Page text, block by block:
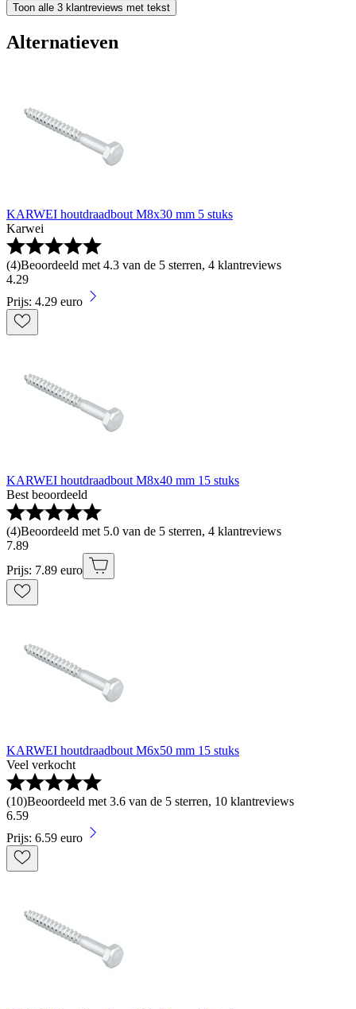
Toon alle 3 klantreviews met tekst
Alternatieven
KARWEI houtdraadbout M8x30 mm 5 stuks
Karwei
(4)Beoordeeld met 4.3 van de 5 sterren, 4 klantreviews
4.29
Prijs: 4.29 euro
KARWEI houtdraadbout M8x40 mm 15 stuks
Best beoordeeld
(4)Beoordeeld met 5.0 van de 5 sterren, 4 klantreviews
7.89
Prijs: 7.89 euro
KARWEI houtdraadbout M6x50 mm 15 stuks
Veel verkocht
(10)Beoordeeld met 3.6 van de 5 sterren, 10 klantreviews
6.59
Prijs: 6.59 euro